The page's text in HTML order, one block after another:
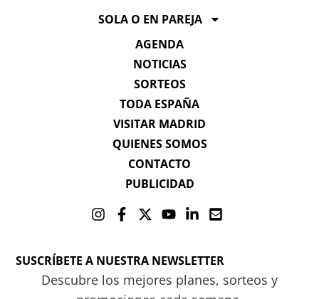
SOLA O EN PAREJA
AGENDA
NOTICIAS
SORTEOS
TODA ESPAÑA
VISITAR MADRID
QUIENES SOMOS
CONTACTO
PUBLICIDAD
SUSCRÍBETE A NUESTRA NEWSLETTER
Descubre los mejores planes, sorteos y